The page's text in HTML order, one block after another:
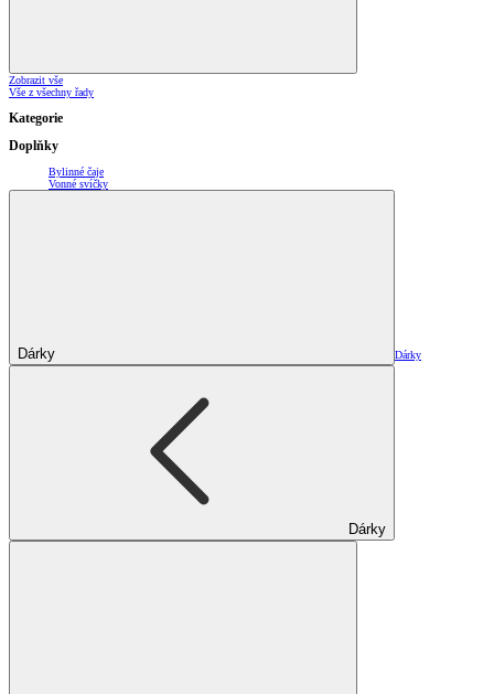
Zobrazit vše
Vše z všechny řady
Kategorie
Doplňky
Bylinné čaje
Vonné svíčky
Dárky Dárky
Dárky